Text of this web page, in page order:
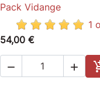
 Quick view
Pack Vidange
1
54,00 €
 